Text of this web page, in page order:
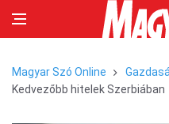
Magyar Szó Online
Kedvezőbb hitelek Szerbiában